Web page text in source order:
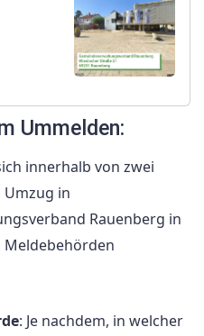
Ummelden:
innerhalb von zwei
Umzug in
Rauenberg in
: Je nachdem, in welcher